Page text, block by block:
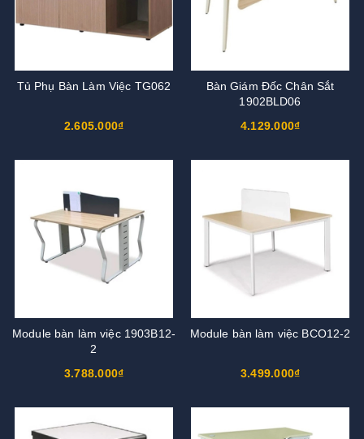
Tủ Phụ Bàn Làm Việc TG062
2.605.000₫
Bàn Giám Đốc Chân Sắt
1902BLD06
4.129.000₫
Module bàn làm việc 1903B12-
2
3.788.000₫
Module bàn làm việc BCO12-2
3.499.000₫